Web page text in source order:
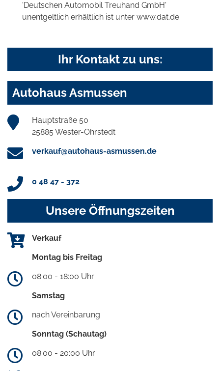
'Deutschen Automobil Treuhand GmbH'
unentgeltlich erhältlich ist unter www.dat.de.
Ihr Kontakt zu uns:
Autohaus Asmussen
Hauptstraße 50
25885 Wester-Ohrstedt
verkauf@autohaus-asmussen.de
0 48 47 - 372
Unsere Öffnungszeiten
Verkauf
Montag bis Freitag
08:00 - 18:00 Uhr
Samstag
nach Vereinbarung
Sonntag (Schautag)
08:00 - 20:00 Uhr